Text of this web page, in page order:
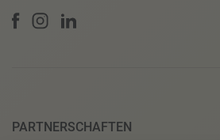
PARTNERSCHAFTEN